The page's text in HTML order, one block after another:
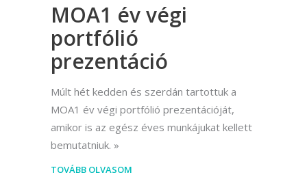
MOA1 év végi
portfólió
prezentáció
Múlt hét kedden és szerdán tartottuk a
MOA1 év végi portfólió prezentációját,
amikor is az egész éves munkájukat kellett
bemutatniuk.
TOVÁBB OLVASOM